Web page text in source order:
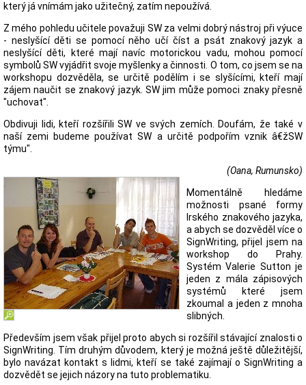
který já vnímám jako užitečný, zatím nepoužívá.
Z mého pohledu učitele považuji SW za velmi dobrý nástroj při výuce
- neslyšící děti se pomocí něho učí číst a psát znakový jazyk a
neslyšící děti, které mají navíc motorickou vadu, mohou pomocí
symbolů SW vyjádřit svoje myšlenky a činnosti. O tom, co jsem se na
workshopu dozvěděla, se určitě podělím i se slyšícími, kteří mají
zájem naučit se znakový jazyk. SW jim může pomoci znaky přesně
"uchovat".
Obdivuji lidi, kteří rozšířili SW ve svých zemích. Doufám, že také v
naší zemi budeme používat SW a určitě podpořím vznik â€žSW
týmu".
(Oana, Rumunsko)
Momentálně hledáme
možnosti psané formy
Irského znakového jazyka,
a abych se dozvěděl více o
SignWriting, přijel jsem na
workshop do Prahy.
Systém Valerie Sutton je
jeden z mála zápisových
systémů které jsem
zkoumal a jeden z mnoha
slibných.
Především jsem však přijel proto abych si rozšířil stávající znalosti o
SignWriting. Tím druhým důvodem, který je možná ještě důležitější,
bylo navázat kontakt s lidmi, kteří se také zajímají o SignWriting a
dozvědět se jejich názory na tuto problematiku.